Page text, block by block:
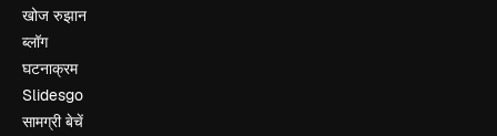
खोज रुझान
ब्लॉग
घटनाक्रम
Slidesgo
सामग्री बेचें